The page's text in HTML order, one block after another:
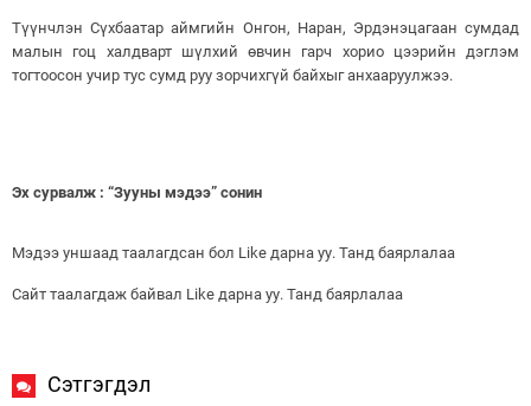
Түүнчлэн Сүхбаатар аймгийн Онгон, Наран, Эрдэнэцагаан сумдад
малын гоц халдварт шүлхий өвчин гарч хорио цээрийн дэглэм
тогтоосон учир тус сумд руу зорчихгүй байхыг анхааруулжээ.
Эх сурвалж : “Зууны мэдээ” сонин
Мэдээ уншаад таалагдсан бол Like дарна уу. Танд баярлалаа
Сайт таалагдаж байвал Like дарна уу. Танд баярлалаа
Сэтгэгдэл